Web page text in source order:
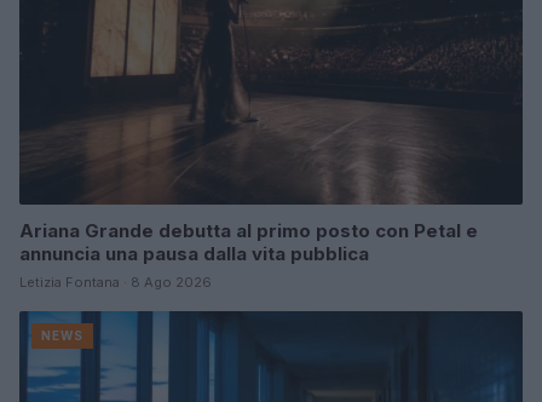
Ariana Grande debutta al primo posto con Petal e
annuncia una pausa dalla vita pubblica
Letizia Fontana · 8 Ago 2026
NEWS